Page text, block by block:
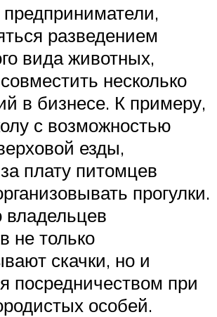
разведением
вида животных,
несколько
в бизнесе. К примеру,
с возможностью
езды,
плату питомцев
прогулки.
не только
скачки, но и
посредничеством при
особей.